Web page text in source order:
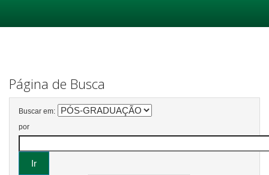
Página de Busca
Buscar em:
por